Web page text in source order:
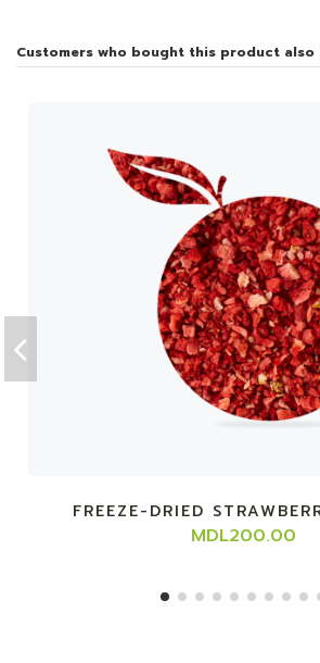
Customers who bought this product also
FREEZE-DRIED
MDL200.00